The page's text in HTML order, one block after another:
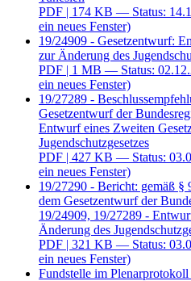
PDF | 174 KB — Status:
ein neues Fenster)
19/24909 - Gesetzentwurf:
zur Änderung des
PDF | 1 MB — Status:
ein neues Fenster)
19/27289 -
Gesetzentwurf der
Entwurf eines Zweiten
Jugendschutzgesetzes
PDF | 427 KB — Status:
ein neues Fenster)
19/27290 - Bericht: gemäß §
dem Gesetzentwurf der
19/24909, 19/27289 -
Änderung des
PDF | 321 KB — Status:
ein neues Fenster)
Fundstelle im Plenarprotokoll